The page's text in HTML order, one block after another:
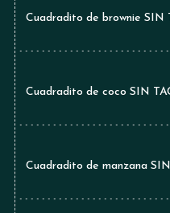
Cuadradito de brownie SIN
Cuadradito de coco SIN
Cuadradito de manzana